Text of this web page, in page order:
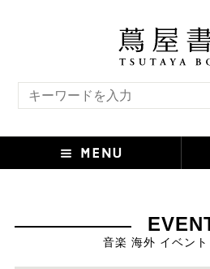
音楽 海外 イベン